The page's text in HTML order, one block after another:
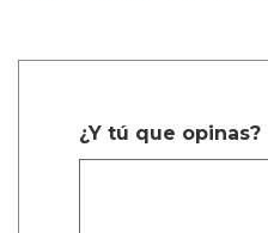
¿Y tú que opinas?